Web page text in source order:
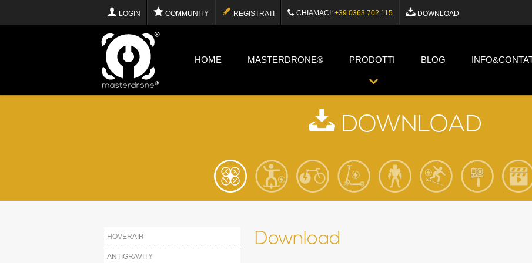
LOGIN COMMUNITY REGISTRATI CHIAMACI: +39.0363.702.115 DOWNLOAD
HOME MASTERDRONE® PRODOTTI BLOG
DOWNLOAD
HOVERAIR
ANTIGRAVITY
Download